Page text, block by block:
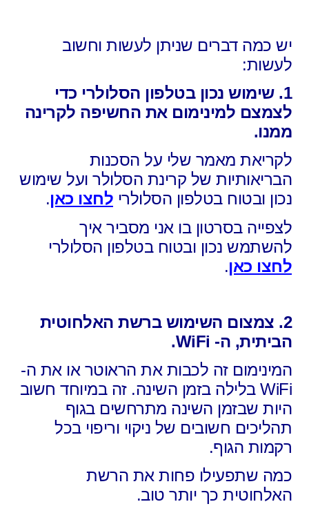
יש כמה דברים שניתן לעשות וחשוב
לעשות:
1. שימוש נכון בטלפון הסלולרי כדי
לצמצם למינימום את החשיפה לקרינה
ממנו.
לקריאת מאמר שלי על הסכנות
הבריאותיות של קרינת הסלולר ועל שימוש
נכון ובטוח בטלפון הסלולרי לחצו כאן.
לצפייה בסרטון בו אני מסביר איך
להשתמש נכון ובטוח בטלפון הסלולרי
לחצו כאן.
2. צמצום השימוש ברשת האלחוטית
הביתית, ה- WiFi
.
המינימום זה לכבות את הראוטר או את ה-
WiFi בלילה בזמן השינה. זה במיוחד חשוב
היות שבזמן השינה מתרחשים בגוף
תהליכים חשובים של ניקוי וריפוי בכל
רקמות הגוף.
כמה שתפעילו פחות את הרשת
האלחוטית כך יותר טוב.